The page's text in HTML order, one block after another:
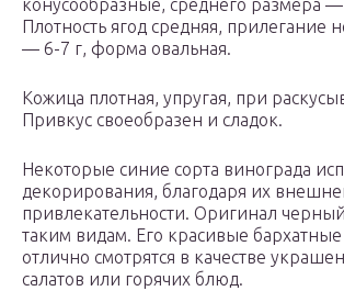
конусообразные, среднего размера —
Плотность ягод средняя, прилегание
— 6-7 г, форма овальная.
Кожица плотная, упругая, при
Привкус своеобразен и сладок.
Некоторые синие сорта винограда
декорирования, благодаря их
привлекательности. Оригинал черный
таким видам. Его красивые
отлично смотрятся в качестве
салатов или горячих блюд.